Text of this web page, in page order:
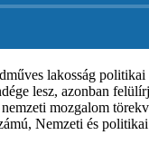
lakosság
lesz, azonban
mozgalom
Nemzeti és